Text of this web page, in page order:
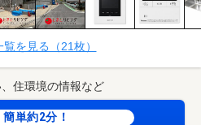
を見る（21枚）
住環境の情報など
単約2分！